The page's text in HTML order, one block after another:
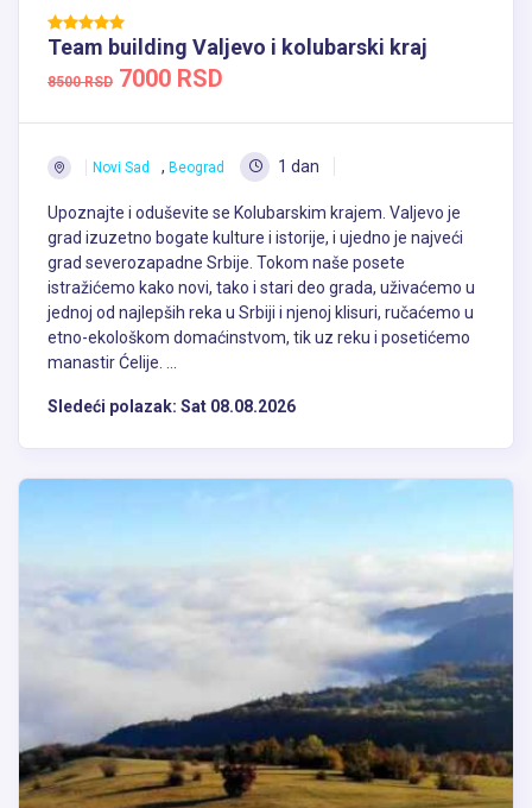
Team building Valjevo i kolubarski kraj
8500 RSD 7000 RSD
Novi Sad , Beograd 1 dan
Upoznajte i oduševite se Kolubarskim krajem. Valjevo je
grad izuzetno bogate kulture i istorije, i ujedno je najveći
grad severozapadne Srbije. Tokom naše posete
istražićemo kako novi, tako i stari deo grada, uživaćemo u
jednoj od najlepših reka u Srbiji i njenoj klisuri, ručaćemo u
etno-ekološkom domaćinstvom, tik uz reku i posetićemo
manastir Ćelije. ...
Sledeći polazak: Sat 08.08.2026